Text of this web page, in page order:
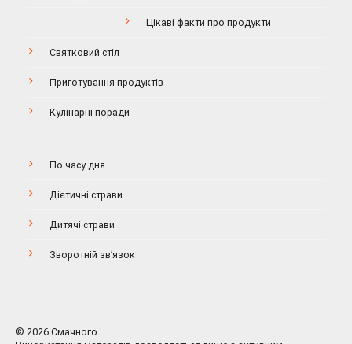
Цікаві факти про продукти
Святковий стіл
Приготування продуктів
Кулінарні поради
По часу дня
Дієтичні страви
Дитячі страви
Зворотній зв’язок
© 2026 Смачного